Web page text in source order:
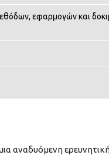
εφαρμογών και
αναδυόμενη